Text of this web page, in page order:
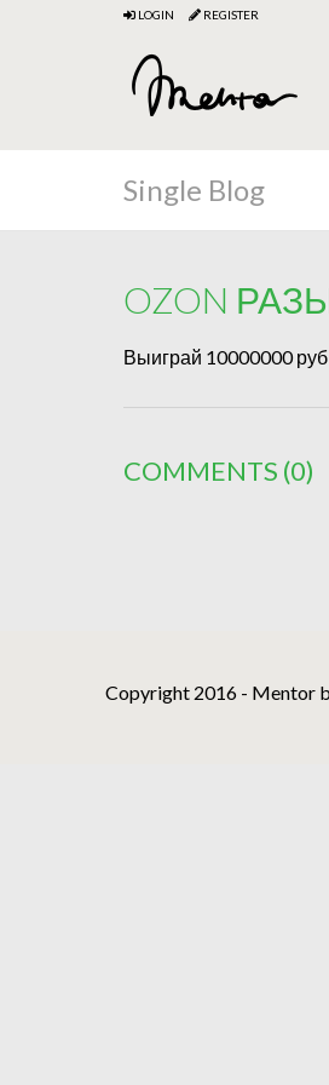
LOGIN REGISTER
Single Blog
OZON
Выиграй 10000000
COMMENTS (0)
Copyright 2016 - Mentor